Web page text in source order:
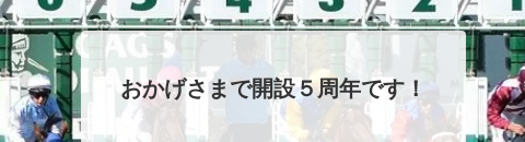
おかげさまで開設５周年です！